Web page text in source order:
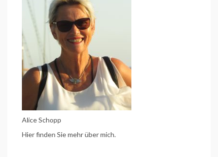
Alice Schopp
Hier finden Sie mehr über mich.